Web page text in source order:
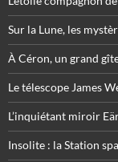
Sur la Lune, les
À Céron, un grand
Le télescope James
L’inquiétant miroir
Insolite : la Station